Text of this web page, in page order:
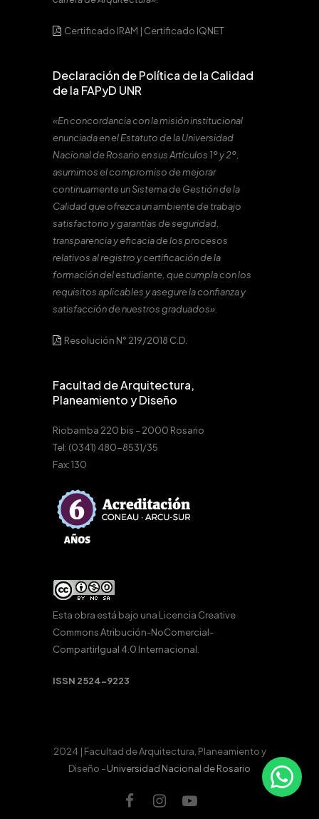
Certificado IRAM | Certificado IQNET
Declaración de Política de la Calidad
de la FAPyD UNR
«En concordancia con la misión institucional
enunciada en el Estatuto de la Universidad
Nacional de Rosario en sus Artículos 1º y 2º,
asumimos el compromiso de mejorar
continuamente un Sistema de Gestión de la
Calidad que ofrezca un ambiente de trabajo
satisfactorio y garantías de seguridad,
transparencia y eficacia de los procesos
relativos al registro y certificación de la
formación del estudiante, que cumpla con los
requisitos aplicables y asegure la confianza y
satisfacción de nuestros graduados».
Resolución N° 219/2018 C.D.
Facultad de Arquitectura,
Planeamiento y Diseño
Riobamba 220 bis – 2000 Rosario
Tel: (0341) 480-8531/35
Fax: 130
Esta obra está bajo una Licencia Creative
Commons Atribución-NoComercial-
CompartirIgual 4.0 Internacional.
ISSN 2524-9223
2024 | Facultad de Arquitectura, Planeamiento y
Diseño -Universidad Nacional de Rosario